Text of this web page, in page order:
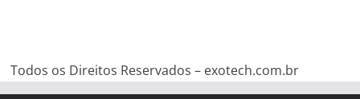
Todos os Direitos Reservados – exotech.com.br